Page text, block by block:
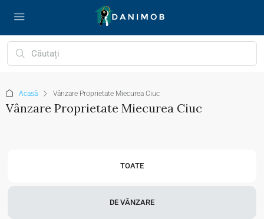
Acasă Vânzare Proprietate Miecurea Ciuc
Vânzare Proprietate Miecurea Ciuc
TOATE
DE VÂNZARE